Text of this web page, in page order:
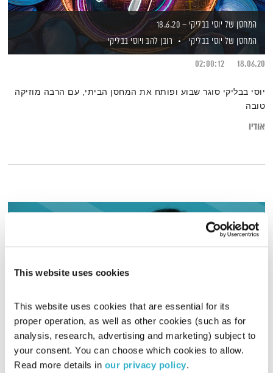
This website uses cookies
This website uses cookies that are essential for its
proper operation, as well as other cookies (such as for
analysis, research, advertising and marketing) subject to
your consent. You can choose which cookies to allow.
Read more details in our privacy policy.
המחסן של יוסי בבליקי – 18.6.20
המחסן של יוסי בבליקי
רובן להב ויוסי בבליקי
18.06.20
02:00:12
יוסי בבליקי סוגר שבוע ופותח את המחסן הביתי, עם הרבה מוזיקה
טובה
אודיו
המחסן של יוסי בבליקי – 14.3.19
רובן להב ויוסי בבליקי